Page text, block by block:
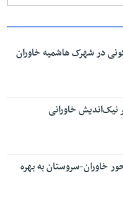
در شهرک هاشمیه خاوران
نیک‌اندیش خاورانی
خاوران-سروستان به بهره